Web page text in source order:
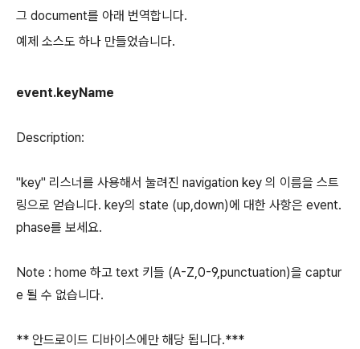
그 document를 아래 번역합니다.
예제 소스도 하나 만들었습니다.
event.keyName
Description:
"key" 리스너를 사용해서 눌려진 navigation key 의 이름을 스트
링으로 얻습니다. key의 state (up,down)에 대한 사항은 event.
phase를 보세요.
Note : home 하고 text 키들 (A-Z,0-9,punctuation)을 captur
e 될 수 없습니다.
** 안드로이드 디바이스에만 해당 됩니다.***